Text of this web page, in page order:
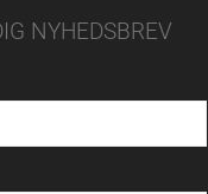
NYHEDSBREV